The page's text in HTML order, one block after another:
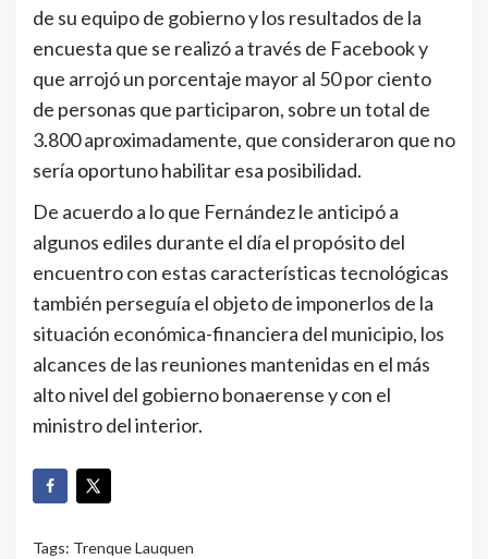
de su equipo de gobierno y los resultados de la
encuesta que se realizó a través de Facebook y
que arrojó un porcentaje mayor al 50 por ciento
de personas que participaron, sobre un total de
3.800 aproximadamente, que consideraron que no
sería oportuno habilitar esa posibilidad.
De acuerdo a lo que Fernández le anticipó a
algunos ediles durante el día el propósito del
encuentro con estas características tecnológicas
también perseguía el objeto de imponerlos de la
situación económica-financiera del municipio, los
alcances de las reuniones mantenidas en el más
alto nivel del gobierno bonaerense y con el
ministro del interior.
Tags: Trenque Lauquen